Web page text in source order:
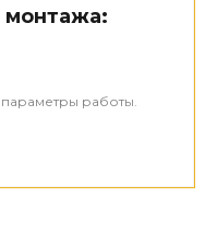
монтажа:
работы.